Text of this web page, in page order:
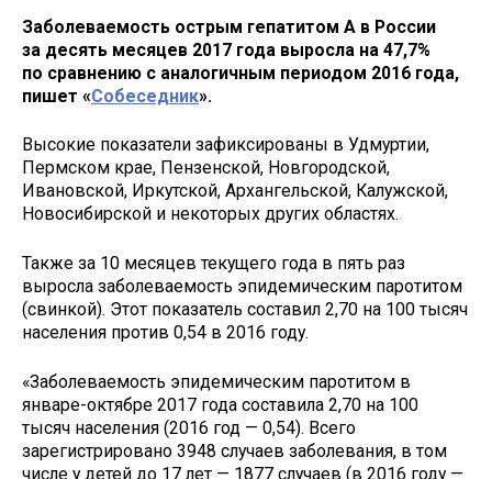
Заболеваемость острым гепатитом А в России
за десять месяцев 2017 года выросла на 47,7%
по сравнению с аналогичным периодом 2016 года,
пишет «Собеседник».
Высокие показатели зафиксированы в Удмуртии,
Пермском крае, Пензенской, Новгородской,
Ивановской, Иркутской, Архангельской, Калужской,
Новосибирской и некоторых других областях.
Также за 10 месяцев текущего года в пять раз
выросла заболеваемость эпидемическим паротитом
(свинкой). Этот показатель составил 2,70 на 100 тысяч
населения против 0,54 в 2016 году.
«Заболеваемость эпидемическим паротитом в
январе-октябре 2017 года составила 2,70 на 100
тысяч населения (2016 год — 0,54). Всего
зарегистрировано 3948 случаев заболевания, в том
числе у детей до 17 лет — 1877 случаев (в 2016 году —